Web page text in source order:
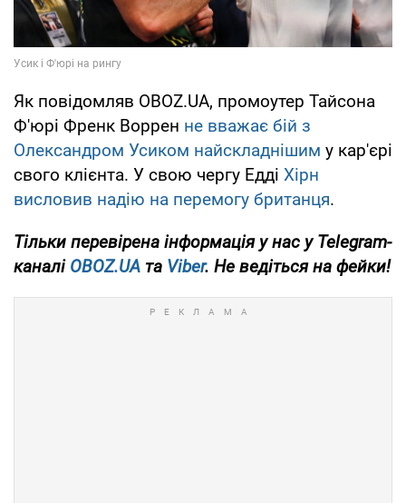
Як повідомляв OBOZ.UA, промоутер Тайсона
Ф'юрі Френк Воррен не вважає бій з
Олександром Усиком найскладнішим у кар'єрі
свого клієнта. У свою чергу Едді Хірн
висловив надію на перемогу британця.
Тільки перевірена інформація у нас у Telegram-
каналі OBOZ.UA та Viber. Не ведіться на фейки!